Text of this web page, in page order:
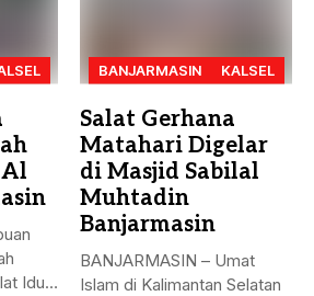
Idul
BANJARMASIN KALSEL
Salat Gerhana
Matahari Digelar
di Masjid Sabilal
Muhtadin
Banjarmasin
BANJARMASIN – Umat
Islam di Kalimantan Selatan